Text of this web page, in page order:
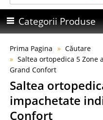
Categorii Produse
Prima Pagina
Căutare
Saltea ortopedica 5
Grand Confort
Saltea
impachetate
Confort